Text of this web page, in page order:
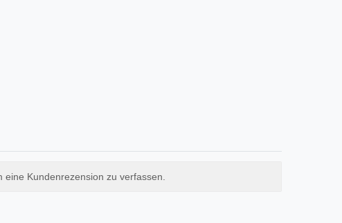
eine Kundenrezension zu verfassen.